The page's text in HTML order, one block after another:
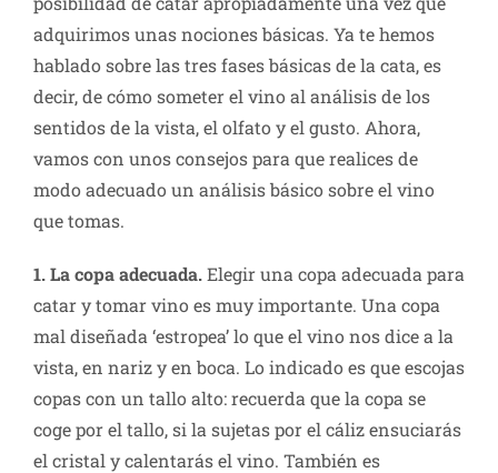
adquirimos unas nociones básicas. Ya te hemos
hablado sobre las tres fases básicas de la cata, es
decir, de cómo someter el vino al análisis de los
sentidos de la vista, el olfato y el gusto. Ahora,
vamos con unos consejos para que realices de
modo adecuado un análisis básico sobre el vino
que tomas.
1. La copa adecuada.Elegir una copa adecuada para
catar y tomar vino es muy importante. Una copa
mal diseñada ‘estropea’ lo que el vino nos dice a la
vista, en nariz y en boca. Lo indicado es que escojas
copas con un tallo alto: recuerda que la copa se
coge por el tallo, si la sujetas por el cáliz ensuciarás
el cristal y calentarás el vino. También es